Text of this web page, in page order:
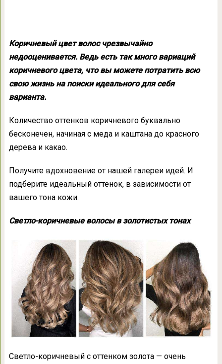
Коричневый цвет волос чрезвычайно
недооценивается. Ведь есть так много вариаций
коричневого цвета, что вы можете потратить всю
свою жизнь на поиски идеального для себя
варианта.
Количество оттенков коричневого буквально
бесконечен, начиная с меда и каштана до красного
дерева и какао.
Получите вдохновение от нашей галереи идей. И
подберите идеальный оттенок, в зависимости от
вашего тона кожи.
Светло-коричневые волосы в золотистых тонах
Светло-коричневый с оттенком золота — очень